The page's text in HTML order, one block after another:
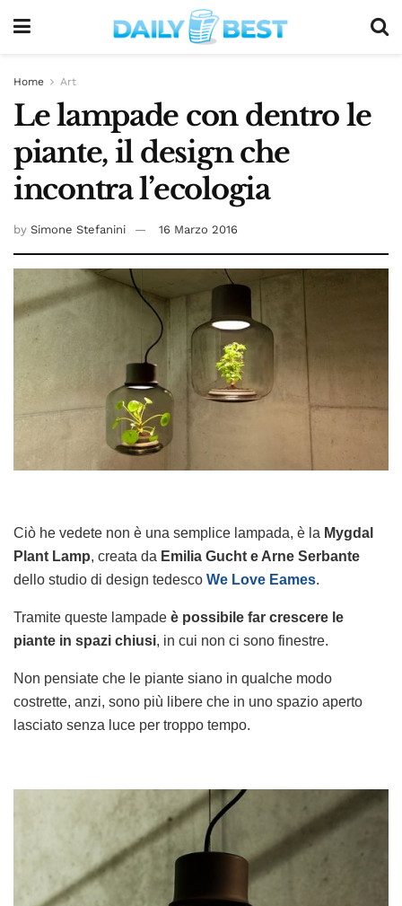
Home Art
Le lampade con dentro le
piante, il design che
incontra l’ecologia
by Simone Stefanini 16 Marzo 2016
Ciò he vedete non è una semplice lampada, è la Mygdal
Plant Lamp, creata da Emilia Gucht e Arne Serbante
dello studio di design tedesco We Love Eames.
Tramite queste lampade è possibile far crescere le
piante in spazi chiusi, in cui non ci sono finestre.
Non pensiate che le piante siano in qualche modo
costrette, anzi, sono più libere che in uno spazio aperto
lasciato senza luce per troppo tempo.